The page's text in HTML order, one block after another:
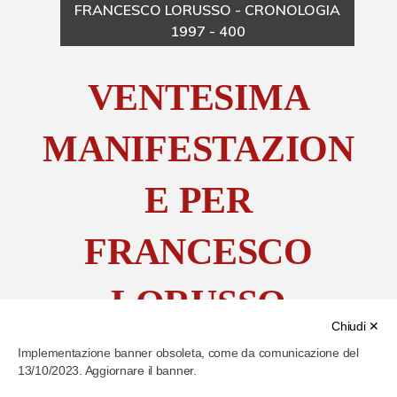
FRANCESCO LORUSSO - CRONOLOGIA
1997 - 400
VENTESIMA
MANIFESTAZION
E PER
FRANCESCO
LORUSSO
Richiedi immagine Copia link
Chiudi ✕
Implementazione banner obsoleta, come da comunicazione del
13/10/2023. Aggiornare il banner.